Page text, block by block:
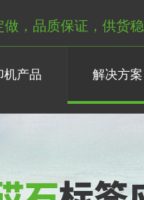
，品质保证，供货
机产品 解决方案